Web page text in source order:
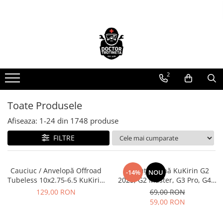
Toate produsele
Piese de schimb
https://www.doctortrotineta.ro/electrica
Acceleratie
Display
Controller
Motoare
BMS
Acumulatori
Kit complet
2
Toate Produsele
Afiseaza: 1-24 din 1748 produse
FILTRE
Cauciuc / Anvelopă Offroad
Tubeless 10x2.75-6.5 KuKirin
G2/G2 Master 2025
129,00 RON
-14% NOU
Plăcuțe Frână KuKirin G2
2025, G2 Master, G3 Pro, G4 –
Set 2 Bucăți (Față sau Spate)
Premium
69,00 RON
59,00 RON